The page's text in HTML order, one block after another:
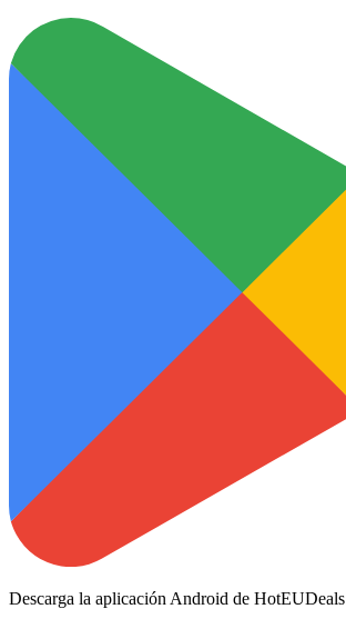
Descarga la aplicación Android de HotEUDeals